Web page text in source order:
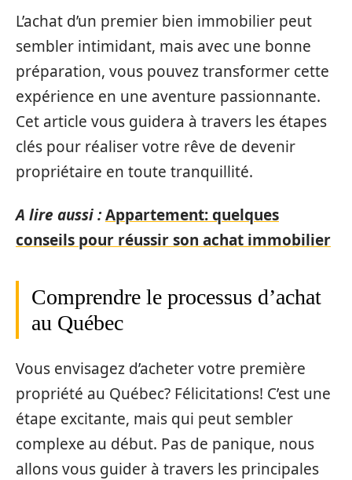
L’achat d’un premier bien immobilier peut
sembler intimidant, mais avec une bonne
préparation, vous pouvez transformer cette
expérience en une aventure passionnante.
Cet article vous guidera à travers les étapes
clés pour réaliser votre rêve de devenir
propriétaire en toute tranquillité.
A lire aussi :Appartement: quelques
conseils pour réussir son achat immobilier
Comprendre le processus d’achat
au Québec
Vous envisagez d’acheter votre première
propriété au Québec? Félicitations! C’est une
étape excitante, mais qui peut sembler
complexe au début. Pas de panique, nous
allons vous guider à travers les principales